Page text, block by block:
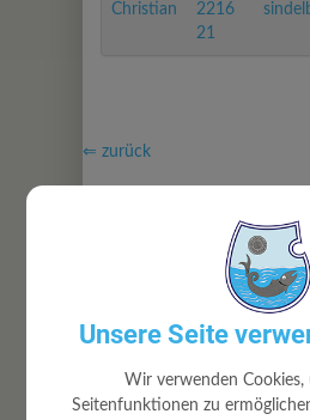
Christian
2216
21
⇐ zurück
GEMEINDE
Gemeindeamt
Unsere Seite
Wir verwenden
Seitenfunktionen zu